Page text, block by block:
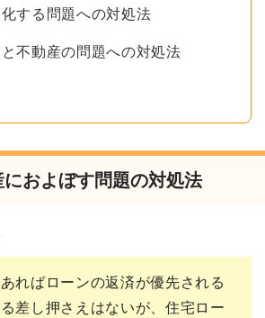
する問題への対処法
不動産の問題への対処法
およぼす問題の対処法
ればローンの返済が優先される
差し押さえはないが、住宅ロー